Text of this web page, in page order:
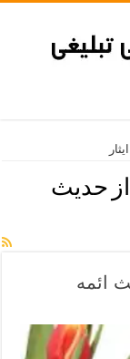
از حدیث
ائمه